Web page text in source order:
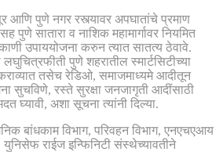
आणि पुणे नगर रस्त्यावर अपघातांचे प्रमाण
पुणे सातारा व नाशिक महामार्गावर नियमित
उपाययोजना करुन त्यात सातत्य ठेवावे.
पुणे शहरातील स्मार्टसिटीच्या
तसेच रेडिओ, समाजमाध्यमे आदीतून
सुचविणे, रस्ते सुरक्षा जनजागृती आदींसाठी
घ्यावी, अशा सूचना त्यांनी दिल्या.
बांधकाम विभाग, परिवहन विभाग, एनएचएआय
राईज इन्फिनिटी संस्थेच्यावतीने